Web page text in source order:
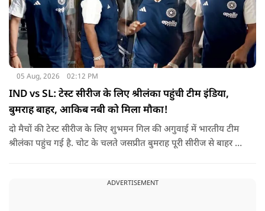
05 Aug, 2026 02:12 PM
IND vs SL: टेस्ट सीरीज के लिए श्रीलंका पहुंची टीम इंडिया,
बुमराह बाहर, आकिब नबी को मिला मौका!
दो मैचों की टेस्ट सीरीज के लिए शुभमन गिल की अगुवाई में भारतीय टीम
श्रीलंका पहुंच गई है. चोट के चलते जसप्रीत बुमराह पूरी सीरीज से बाहर हो
ADVERTISEMENT